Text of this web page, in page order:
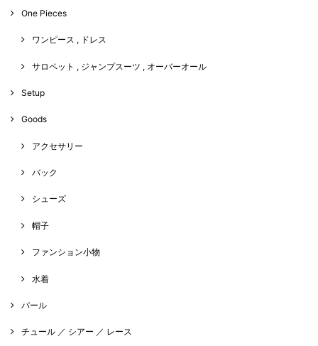
One Pieces
ワンピース , ドレス
サロペット , ジャンプスーツ , オーバーオール
Setup
Goods
アクセサリー
バック
シューズ
帽子
ファンション小物
水着
パール
チュール ／ シアー ／ レース